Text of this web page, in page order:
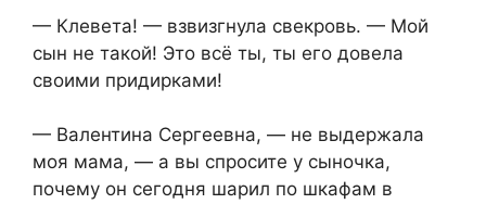
— Клевета! — взвизгнула свекровь. — Мой
сын не такой! Это всё ты, ты его довела
своими придирками!
— Валентина Сергеевна, — не выдержала
моя мама, — а вы спросите у сыночка,
почему он сегодня шарил по шкафам в